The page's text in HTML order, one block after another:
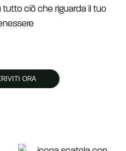
tutto ciò che riguarda il tuo
ORA